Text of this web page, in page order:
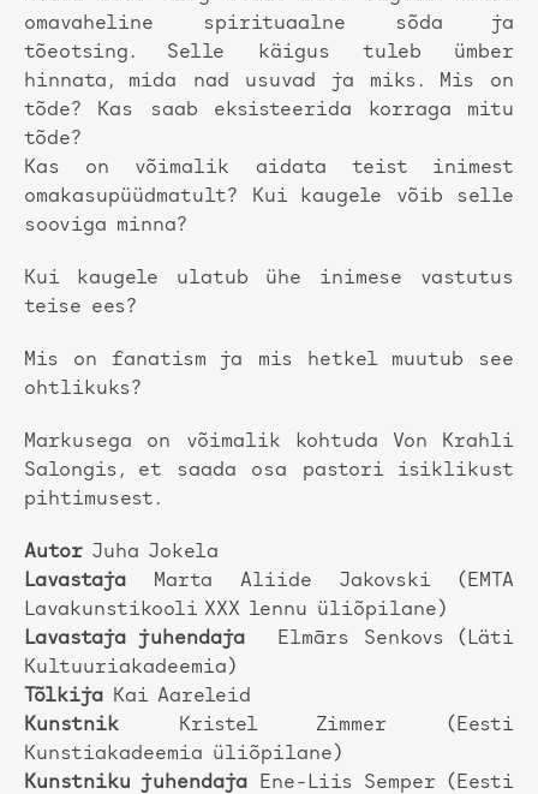
omavaheline spirituaalne sõda ja
tõeotsing. Selle käigus tuleb ümber
hinnata, mida nad usuvad ja miks. Mis on
tõde? Kas saab eksisteerida korraga mitu
tõde?
Kas on võimalik aidata teist inimest
omakasupüüdmatult? Kui kaugele võib selle
sooviga minna?
Kui kaugele ulatub ühe inimese vastutus
teise ees?
Mis on fanatism ja mis hetkel muutub see
ohtlikuks?
Markusega on võimalik kohtuda Von Krahli
Salongis, et saada osa pastori isiklikust
pihtimusest.
Autor Juha Jokela
Lavastaja Marta Aliide Jakovski (EMTA
Lavakunstikooli XXX lennu üliõpilane)
Lavastaja juhendaja Elmārs Senkovs (Läti
Kultuuriakadeemia)
Tõlkija Kai Aareleid
Kunstnik Kristel Zimmer (Eesti
Kunstiakadeemia üliõpilane)
Kunstniku juhendaja Ene-Liis Semper (Eesti